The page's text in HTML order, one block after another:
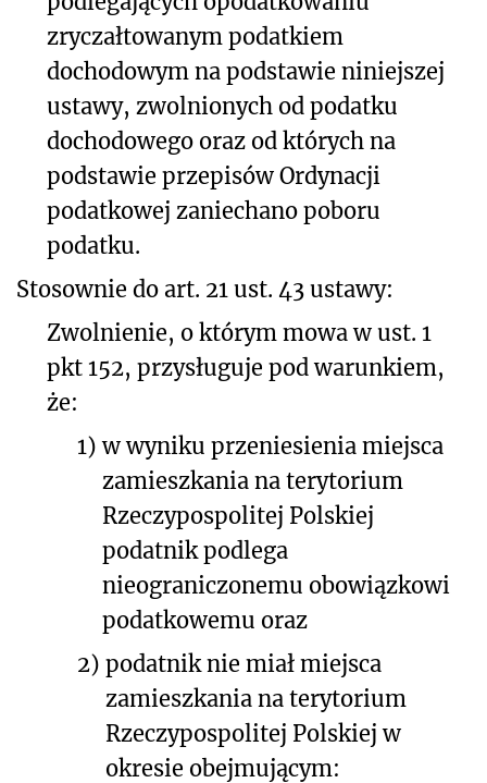
zryczałtowanym podatkiem
dochodowym na podstawie niniejszej
ustawy, zwolnionych od podatku
dochodowego oraz od których na
podstawie przepisów Ordynacji
podatkowej zaniechano poboru
podatku.
Stosownie do art. 21 ust. 43 ustawy:
Zwolnienie, o którym mowa w ust. 1
pkt 152, przysługuje pod warunkiem,
że:
1) w wyniku przeniesienia miejsca
zamieszkania na terytorium
Rzeczypospolitej Polskiej
podatnik podlega
nieograniczonemu obowiązkowi
podatkowemu oraz
2) podatnik nie miał miejsca
zamieszkania na terytorium
Rzeczypospolitej Polskiej w
okresie obejmującym: